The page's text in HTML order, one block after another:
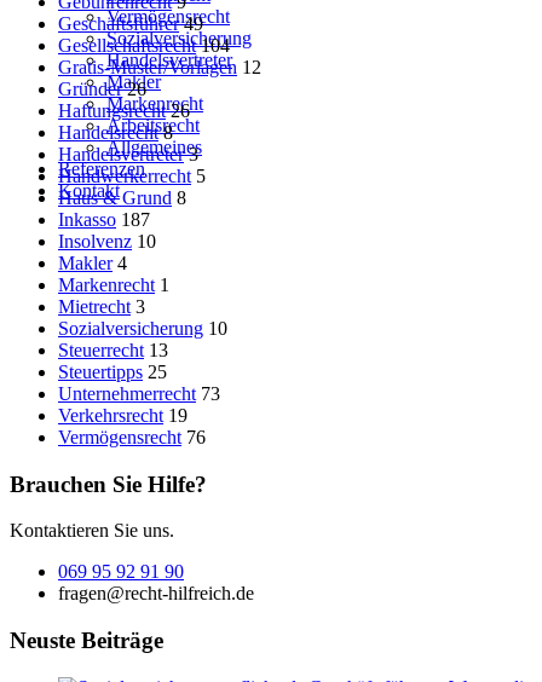
Vermögensrecht
Sozialversicherung
Handelsvertreter
Makler
Markenrecht
Arbeitsrecht
Allgemeines
Referenzen
Kontakt
Geschäftsführer 49
Gesellschaftsrecht 104
Gratis-Muster/Vorlagen 12
Gründer 26
Haftungsrecht 26
Handelsrecht 8
Handelsvertreter 3
Handwerkerrecht 5
Haus & Grund 8
Inkasso 187
Insolvenz 10
Makler 4
Markenrecht 1
Mietrecht 3
Sozialversicherung 10
Steuerrecht 13
Steuertipps 25
Unternehmerrecht 73
Verkehrsrecht 19
Vermögensrecht 76
Brauchen Sie Hilfe?
Kontaktieren Sie uns.
069 95 92 91 90
fragen@recht-hilfreich.de
Neuste Beiträge